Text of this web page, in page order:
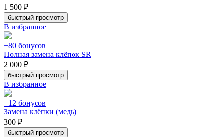
1 500 ₽
быстрый просмотр
В избранное
+80 бонусов
Полная замена клёпок SR
2 000 ₽
быстрый просмотр
В избранное
+12 бонусов
Замена клёпки (медь)
300 ₽
быстрый просмотр